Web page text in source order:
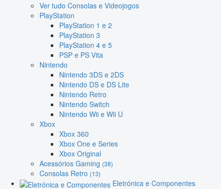
Ver tudo Consolas e Videojogos
PlayStation
PlayStation 1 e 2
PlayStation 3
PlayStation 4 e 5
PSP e PS Vita
Nintendo
Nintendo 3DS e 2DS
Nintendo DS e DS Lite
Nintendo Retro
Nintendo Switch
Nintendo Wii e Wii U
Xbox
Xbox 360
Xbox One e Series
Xbox Original
Acessórios Gaming (38)
Consolas Retro (13)
Eletrónica e Componentes